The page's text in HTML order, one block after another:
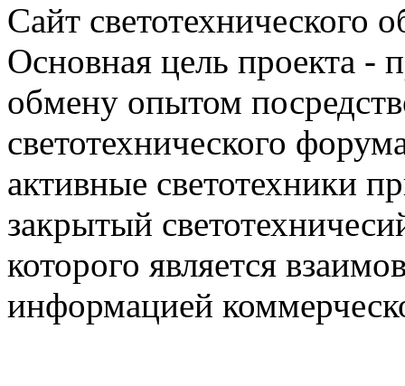
Сайт светотехнического
Основная цель проекта -
обмену опытом
светотехнического
активные светотехники
закрытый
которого является
информацией